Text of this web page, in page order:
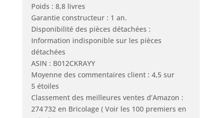
Poids : 8,8 livres
Garantie constructeur : 1 an.
Disponibilité des pièces détachées :
Information indisponible sur les pièces
détachées
ASIN : B012CKRAYY
Moyenne des commentaires client : 4,5 sur
5 étoiles
Classement des meilleures ventes d’Amazon :
274 732 en Bricolage ( Voir les 100 premiers en